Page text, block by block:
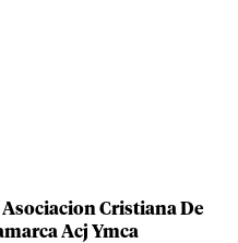
Asociacion Cristiana De
Acj Ymca